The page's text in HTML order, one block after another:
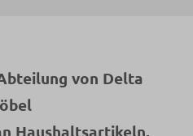
von Delta
Haushaltsartikeln,